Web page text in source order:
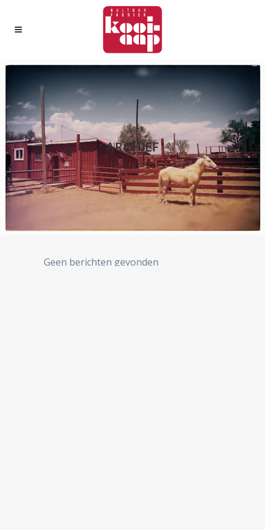
ARCHIEF
Geen berichten gevonden